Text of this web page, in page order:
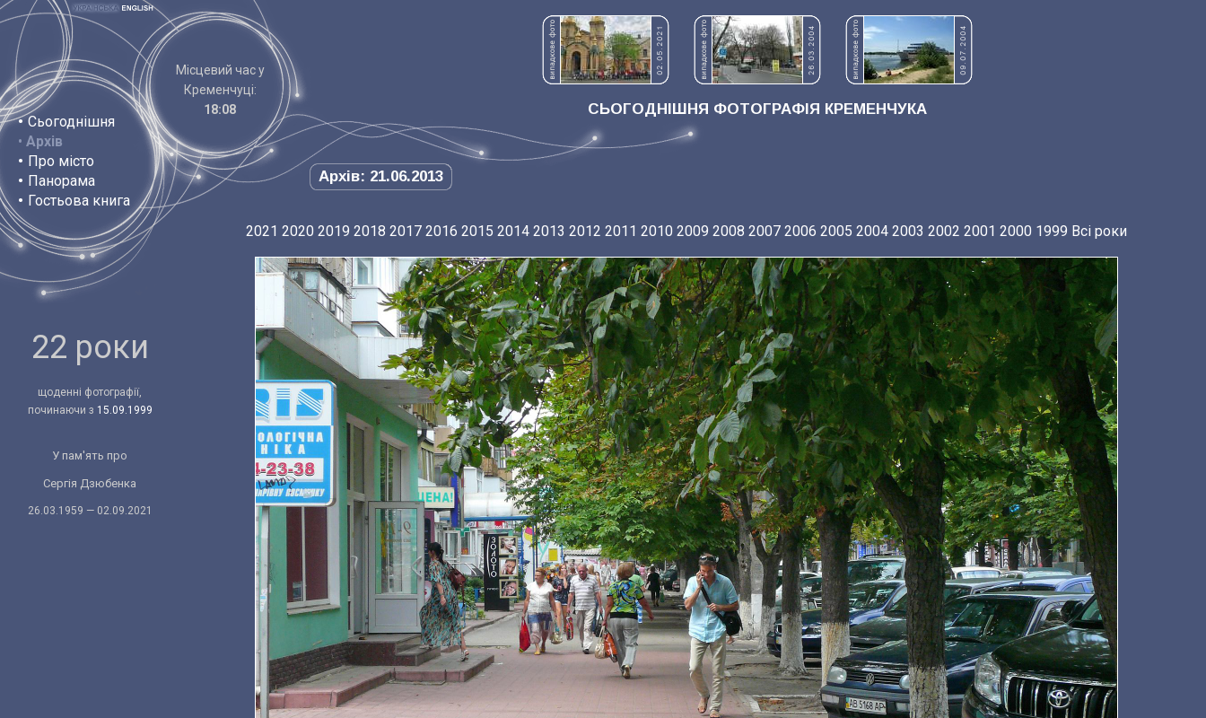
• Сьогоднішня
• Архів
• Про місто
• Панорама
• Гостьова книга
Місцевий час у
Кременчуці:
18:08
СЬОГОДНІШНЯ ФОТОГРАФІЯ КРЕМЕНЧУКА
Архів: 21.06.2013
22 роки
щоденні фотографії,
починаючи з 15.09.1999
У пам'ять про
Сергія Дзюбенка
26.03.1959 — 02.09.2021
2021 2020 2019 2018 2017 2016 2015 2014 2013 2012 2011 2010 2009 2008 2007 2006 2005 2004 2003 2002 2001 2000 1999 Всі роки